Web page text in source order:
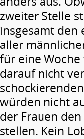
zweiter Stelle
insgesamt den
aller
für eine
darauf nicht
würden nicht
der Frauen
stellen. Kein